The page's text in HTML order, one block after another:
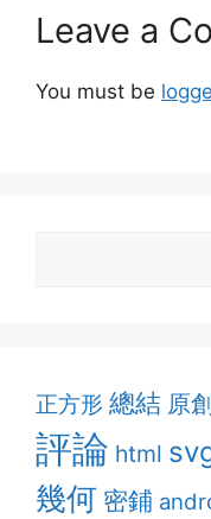
Leave a
You must be
正方形 總結 原
評論 html
幾何 密鋪